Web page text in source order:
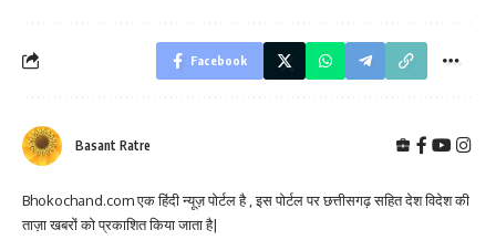
Facebook
Basant Ratre
Bhokochand.com एक हिंदी न्यूज़ पोर्टल है , इस पोर्टल पर छत्तीसगढ़ सहित देश विदेश की
ताज़ा खबरों को प्रकाशित किया जाता है|